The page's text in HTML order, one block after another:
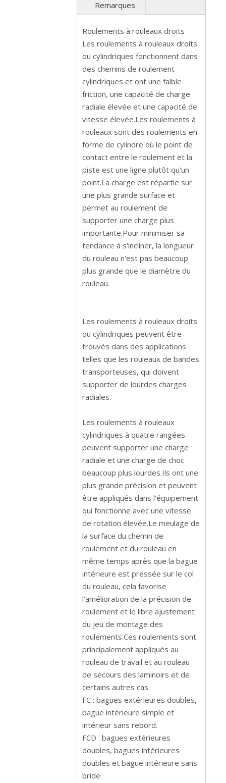
Remarques
Roulements à rouleaux droits
Les roulements à rouleaux droits
ou cylindriques fonctionnent dans
des chemins de roulement
cylindriques et ont une faible
friction, une capacité de charge
radiale élevée et une capacité de
vitesse élevée.Les roulements à
rouleaux sont des roulements en
forme de cylindre où le point de
contact entre le roulement et la
piste est une ligne plutôt qu'un
point.La charge est répartie sur
une plus grande surface et
permet au roulement de
supporter une charge plus
importante.Pour minimiser sa
tendance à s'incliner, la longueur
du rouleau n'est pas beaucoup
plus grande que le diamètre du
rouleau.
Les roulements à rouleaux droits
ou cylindriques peuvent être
trouvés dans des applications
telles que les rouleaux de bandes
transporteuses, qui doivent
supporter de lourdes charges
radiales.
Les roulements à rouleaux
cylindriques à quatre rangées
peuvent supporter une charge
radiale et une charge de choc
beaucoup plus lourdes.Ils ont une
plus grande précision et peuvent
être appliqués dans l'équipement
qui fonctionne avec une vitesse
de rotation élevée.Le meulage de
la surface du chemin de
roulement et du rouleau en
même temps après que la bague
intérieure est pressée sur le col
du rouleau, cela favorise
l'amélioration de la précision de
roulement et le libre ajustement
du jeu de montage des
roulements.Ces roulements sont
principalement appliqués au
rouleau de travail et au rouleau
de secours des laminoirs et de
certains autres cas.
FC : bagues extérieures doubles,
bague intérieure simple et
intérieur sans rebord.
FCD : bagues extérieures
doubles, bagues intérieures
doubles et bague intérieure sans
bride.